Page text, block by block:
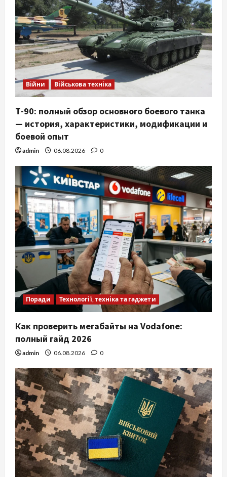
Війни Військова техніка
Т-90: полный обзор основного боевого танка
— история, характеристики, модификации и
боевой опыт
admin 06.08.2026 0
Поради Технології, техніка та гаджети
Как проверить мегабайты на Vodafone:
полный гайд 2026
admin 06.08.2026 0